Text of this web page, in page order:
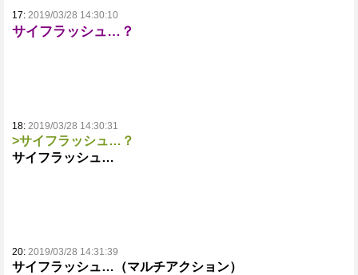
17: 2019/03/28 14:30:10
サイフラッシュ…？
18: 2019/03/28 14:30:31
>サイフラッシュ…？
サイフラッシュ…
20: 2019/03/28 14:31:39
サイフラッシュ…（マルチアクション）